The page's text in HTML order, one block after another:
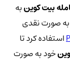
بیت کوینبه
صورت نقدی
استفاده کرد تا
خود به صورت